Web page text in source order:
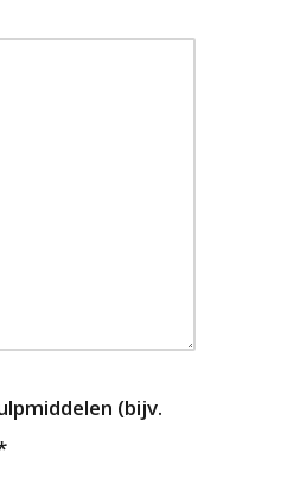
(bijv.